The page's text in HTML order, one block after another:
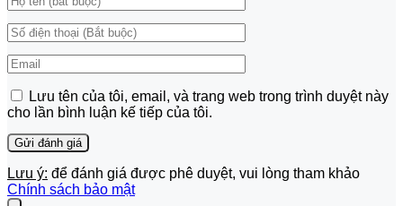
Lưu tên của tôi, email, và trang web trong trình duyệt này
cho lần bình luận kế tiếp của tôi.
Lưu ý: để đánh giá được phê duyệt, vui lòng tham khảo
Chính sách bảo mật